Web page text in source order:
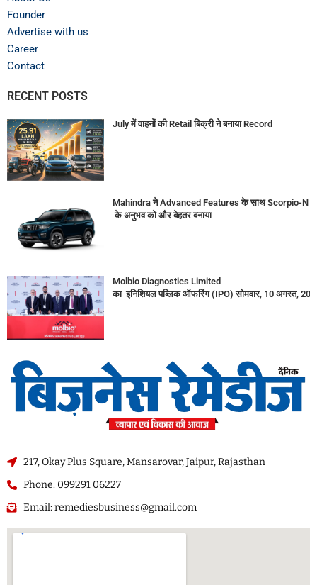
Founder
Advertise with us
Career
Contact
RECENT POSTS
July में वाहनों की Retail बिक्री ने बनाया Record
Mahindra ने Advanced Features के साथ Scorpio-N
के अनुभव को और बेहतर बनाया
Molbio Diagnostics Limited
का इनिशियल पब्लिक ऑफरिंग (IPO) सोमवार, 10 अगस्त,
217, Okay Plus Square, Mansarovar, Jaipur, Rajasthan
Phone: 099291 06227
Email: remediesbusiness@gmail.com